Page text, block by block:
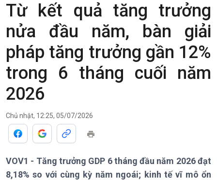
Giới thiệu
Chuyên mục
Theo dòng Thời sự
Từ kết quả tăng trưởng
nửa đầu năm, bàn giải
pháp tăng trưởng gần 12%
trong 6 tháng cuối năm
2026
Chủ nhật, 12:25, 05/07/2026
VOV1 - Tăng trưởng GDP 6 tháng đầu năm 2026 đạt
8,18% so với cùng kỳ năm ngoái; kinh tế vĩ mô ổn